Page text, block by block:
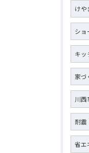
けや
ショ
キッ
家づ
川西
耐震
省エ